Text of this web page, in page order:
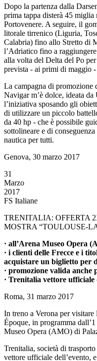
Dopo la partenza dalla
prima tappa disterà 45 miglia
Portovenere. A seguire, il
litorale tirrenico (Liguria,
Calabria) fino allo Stretto di
l’Adriatico fino a
alla volta del Delta del Po
prevista - ai primi di maggio
La campagna di promozione
Navigar m’è dolce, ideata
l’iniziativa sposando gli
di utilizzare un piccolo
da 40 hp - che è possibile
sottolineare e di
nautica per tutti.
Genova, 30 marzo 2017
31
Marzo
2017
FS Italiane
TRENITALIA: OFFERTA
MOSTRA “TOULOUSE-
· all’Arena Museo Opera
· i clienti delle Frecce e i
acquistare un biglietto per
· promozione valida
· Trenitalia vettore ufficiale
Roma, 31 marzo 2017
In treno a Verona per
Époque, in programma
Museo Opera (AMO) di
Trenitalia, società di
vettore ufficiale dell’evento,